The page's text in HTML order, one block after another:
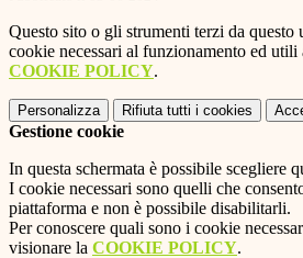
Questo sito o gli strumenti terzi da
cookie necessari al funzionamento ed
COOKIE POLICY.
Personalizza Rifiuta tutti i cookies
Gestione cookie
In questa schermata è possibile scegliere
I cookie necessari sono quelli che
piattaforma e non è possibile disabilitarli.
Per conoscere quali sono i cookie
visionare la COOKIE POLICY.